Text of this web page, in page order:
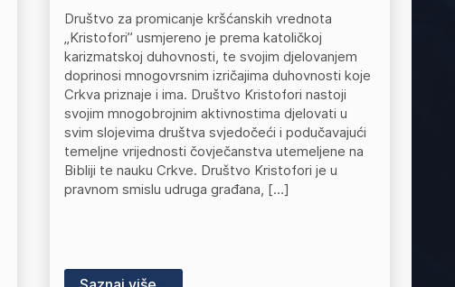
Društvo za promicanje kršćanskih vrednota
„Kristofori” usmjereno je prema katoličkoj
karizmatskoj duhovnosti, te svojim djelovanjem
doprinosi mnogovrsnim izričajima duhovnosti koje
Crkva priznaje i ima. Društvo Kristofori nastoji
svojim mnogobrojnim aktivnostima djelovati u
svim slojevima društva svjedočeći i podučavajući
temeljne vrijednosti čovječanstva utemeljene na
Bibliji te nauku Crkve. Društvo Kristofori je u
pravnom smislu udruga građana, […]